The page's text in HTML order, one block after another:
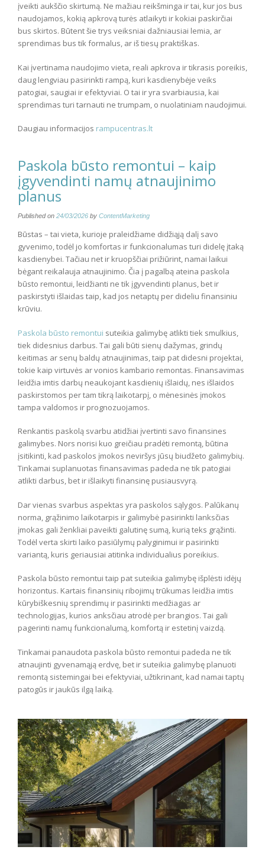
įveikti aukščio skirtumą. Ne mažiau reikšminga ir tai, kur jos bus
naudojamos, kokią apkrovą turės atlaikyti ir kokiai paskirčiai
bus skirtos. Būtent šie trys veiksniai dažniausiai lemia, ar
sprendimas bus tik formalus, ar iš tiesų praktiškas.
Kai įvertinama naudojimo vieta, reali apkrova ir tikrasis poreikis,
daug lengviau pasirinkti rampą, kuri kasdienybėje veiks
patogiai, saugiai ir efektyviai. O tai ir yra svarbiausia, kai
sprendimas turi tarnauti ne trumpam, o nuolatiniam naudojimui.
Daugiau informacijos rampucentras.lt
Paskola būsto remontui – kaip
įgyvendinti namų atnaujinimo
planus
Published on 24/03/2026 by ContentMarketing
Būstas – tai vieta, kurioje praleidžiame didžiąją dalį savo
gyvenimo, todėl jo komfortas ir funkcionalumas turi didelę įtaką
kasdienybei. Tačiau net ir kruopščiai prižiūrint, namai laikui
bėgant reikalauja atnaujinimo. Čia į pagalbą ateina paskola
būsto remontui, leidžianti ne tik įgyvendinti planus, bet ir
paskirstyti išlaidas taip, kad jos netaptų per dideliu finansiniu
krūviu.
Paskola būsto remontui suteikia galimybę atlikti tiek smulkius,
tiek didesnius darbus. Tai gali būti sienų dažymas, grindų
keitimas ar senų baldų atnaujinimas, taip pat didesni projektai,
tokie kaip virtuvės ar vonios kambario remontas. Finansavimas
leidžia imtis darbų neaukojant kasdienių išlaidų, nes išlaidos
paskirstomos per tam tikrą laikotarpį, o mėnesinės įmokos
tampa valdomos ir prognozuojamos.
Renkantis paskolą svarbu atidžiai įvertinti savo finansines
galimybes. Nors norisi kuo greičiau pradėti remontą, būtina
įsitikinti, kad paskolos įmokos neviršys jūsų biudžeto galimybių.
Tinkamai suplanuotas finansavimas padeda ne tik patogiai
atlikti darbus, bet ir išlaikyti finansinę pusiausvyrą.
Dar vienas svarbus aspektas yra paskolos sąlygos. Palūkanų
norma, grąžinimo laikotarpis ir galimybė pasirinkti lanksčias
įmokas gali ženkliai paveikti galutinę sumą, kurią teks grąžinti.
Todėl verta skirti laiko pasiūlymų palyginimui ir pasirinkti
variantą, kuris geriausiai atitinka individualius poreikius.
Paskola būsto remontui taip pat suteikia galimybę išplėsti idėjų
horizontus. Kartais finansinių ribojimų trūkumas leidžia imtis
kūrybiškesnių sprendimų ir pasirinkti medžiagas ar
technologijas, kurios anksčiau atrodė per brangios. Tai gali
pagerinti namų funkcionalumą, komfortą ir estetinį vaizdą.
Tinkamai panaudota paskola būsto remontui padeda ne tik
atnaujinti gyvenamąją erdvę, bet ir suteikia galimybę planuoti
remontą sistemingai bei efektyviai, užtikrinant, kad namai taptų
patogūs ir jaukūs ilgą laiką.